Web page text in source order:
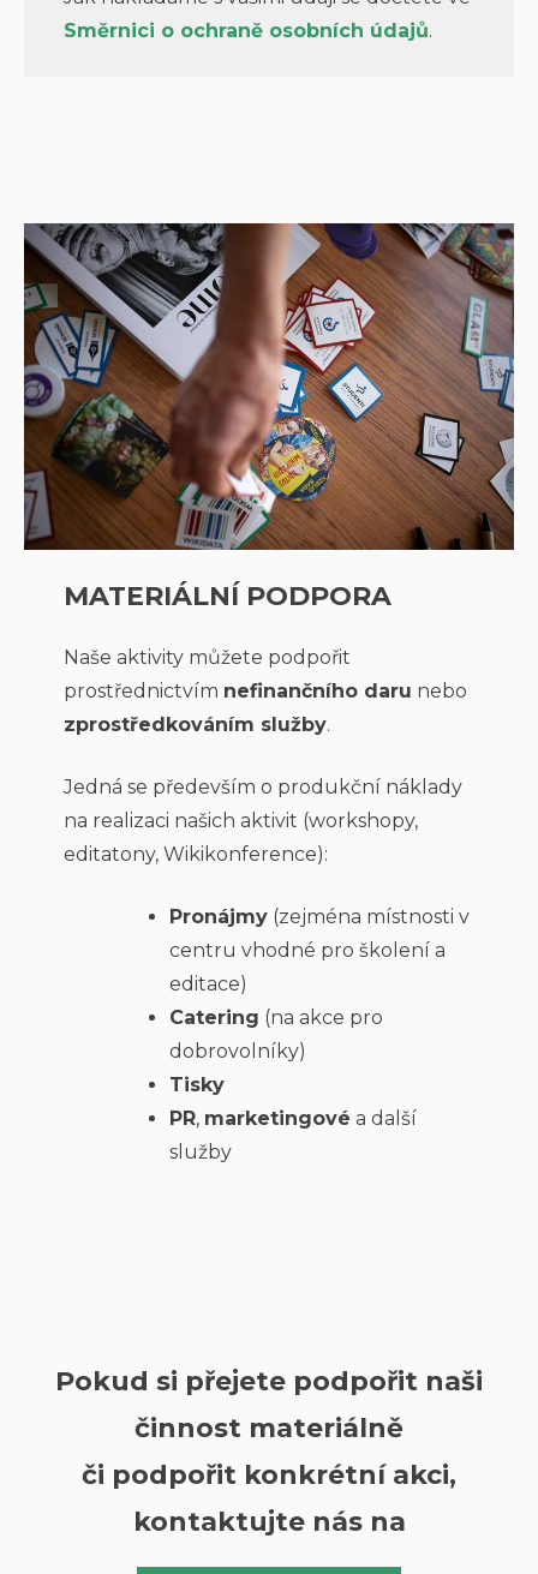
Směrnici o ochraně osobních údajů.
MATERIÁLNÍ PODPORA
Naše aktivity můžete podpořit
prostřednictvím nefinančního daru nebo
zprostředkováním služby.
Jedná se především o produkční náklady
na realizaci našich aktivit (workshopy,
editatony, Wikikonference):
Pronájmy(zejména místnosti v
centru vhodné pro školení a
editace)
Catering (na akce pro
dobrovolníky)
Tisky
PR, marketingové a další
služby
Pokud si přejete podpořit naši
činnost materiálně
či podpořit konkrétní akci,
kontaktujte nás na